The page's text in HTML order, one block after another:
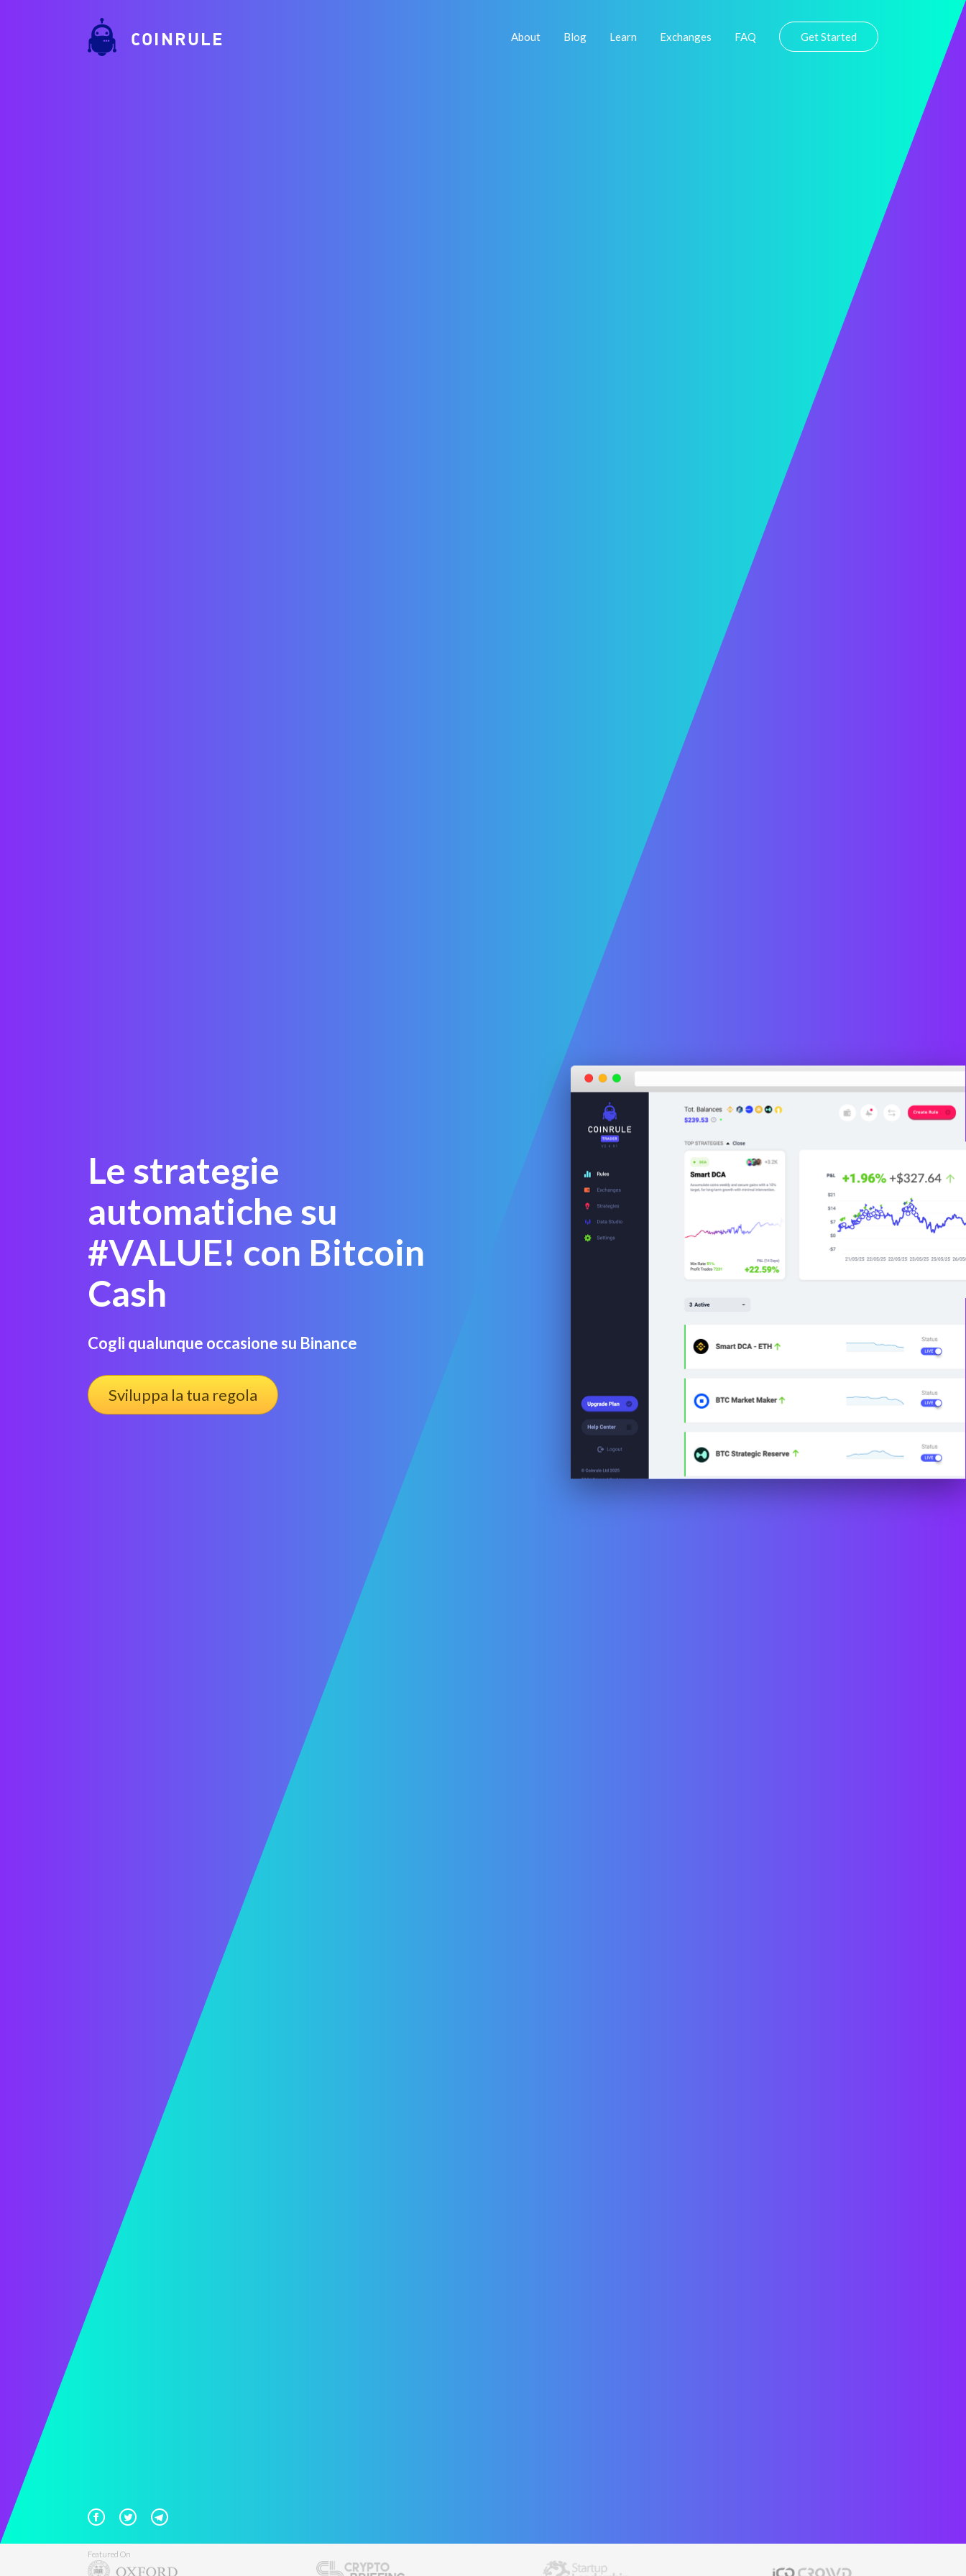
COINRULE About Blog Learn Exchanges FAQ Get Started
Le strategie
automatiche su
#VALUE! con Bitcoin
Cash
Cogli qualunque occasione su Binance
Sviluppa la tua regola
Featured On